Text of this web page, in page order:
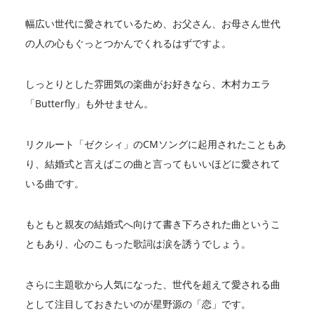
幅広い世代に愛されているため、お父さん、お母さん世代
の人の心もぐっとつかんでくれるはずですよ。
しっとりとした雰囲気の楽曲がお好きなら、木村カエラ
「Butterfly」も外せません。
リクルート「ゼクシィ」のCMソングに起用されたこともあ
り、結婚式と言えばこの曲と言ってもいいほどに愛されて
いる曲です。
もともと親友の結婚式へ向けて書き下ろされた曲というこ
ともあり、心のこもった歌詞は涙を誘うでしょう。
さらに主題歌から人気になった、世代を超えて愛される曲
として注目しておきたいのが星野源の「恋」です。